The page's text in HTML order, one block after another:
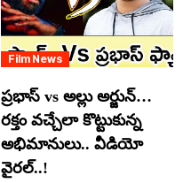
Film News
ప్రభాస్ vs అల్లు అర్జున్…
రక్తం వచ్చేలా కొట్టుకున్న
అభిమానులు.. వీడియో
వైరల్..!